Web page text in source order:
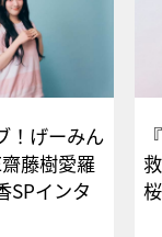
！げーみん
藤樹愛羅
SPインタ